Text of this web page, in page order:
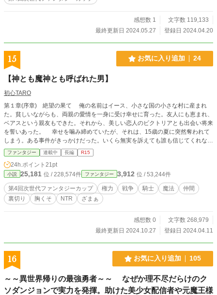
め、久方ぶりに魔術を使ったところ、人生の歯車が再び動き出した。 かつて研
究室生として指導をしていた生徒、リーナ・リナルディが、彼のもとを訪れたの
だ。 「ずっと探しておりました、先生」 追放から五年。 成長した彼女は、王立
魔法学校の理事にまでなっていた。 そして、彼女は言う。 「先生を連れ戻しに
来ました。あなたには再度、王立第一魔法学校の講師になっていただきたいので
す」 、と。 こうしてアデルは今度こそ『魔術学』を再興するために、再び魔法
学校へと舞い戻る。 次々と成果を上げて成りあがるアデル。 前回彼を追放した
学』の有用性と、アデルの実力を世に知らしめることとなるのであった。
感想数 1
文字数 119,133
最終更新日 2024.05.27
登録日 2024.04.20
15 お気に入り追加 24
【神とも魔神とも呼ばれた男】
初心TARO
第１章(序章) 絶望の果て 俺の名前はイース、小さな国の小さな村に産まれ
た。貧しいながらも、両親の愛情を一身に受け幸せに育った。友人にも恵まれ、
ベアスという親友もできた。それから、美しい恋人のビクトリアとも出会い将来
を誓いあった。 幸せを噛み締めていたが、それは、15歳の夏に突然奪われて
しまう。ある事件がきっかけだった。いくら無実を訴えても誰も信じてくれな
い。その後、優しかった父に勘当された。そして、優しかった母や妹も、信頼で
きる親友も、心から愛した恋人さえも、俺の元から去って行った。 絶望した
俺は、この国を出るしかなかった。そして、さまよい歩いたすえ、倒れ意識を失
った。 第2章 新天地 野垂れ死ぬ寸前に、１人の老人に救われた。俺は、何
者なんだ？生まれて来た意味はあるのか？ ここから、イースの新しい人生が
始まる。
ファンタジー 連載中 長編 R15
24h.ポイント 21pt
小説 25,181 位 / 228,574件 ファンタジー 3,912 位 / 53,244件
第4回次世代ファンタジーカップ 権力 戦争 騎士 魔法
仲間
裏切り
胸くそ NTR ざまぁ
感想数 0
文字数 268,979
最終更新日 2024.10.27
登録日 2024.04.11
16 お気に入り追加 105
～～異世界帰りの最強勇者～～ なぜか理不尽だらけのク
ソダンジョンで実力を発揮。助けた美少女配信者や元魔王様